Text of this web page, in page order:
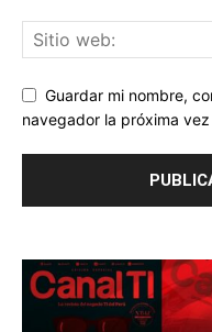
Guardar mi nombre,
navegador la próxima